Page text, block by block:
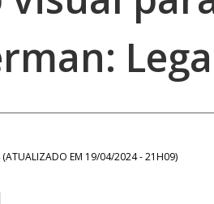
(ATUALIZADO EM 19/04/2024 - 21H09)